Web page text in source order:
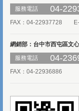
服務電話
04-
FAX：04-22937728 E-
網銷部：台中市西屯區文
服務電話
04-
FAX：04-22936886